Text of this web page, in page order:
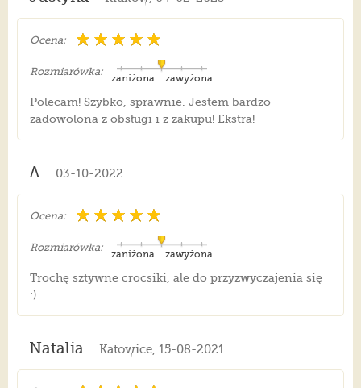
Ocena:
Rozmiarówka:
zawyżona
zaniżona
Polecam! Szybko, sprawnie. Jestem bardzo
zadowolona z obsługi i z zakupu! Ekstra!
A 03-10-2022
Ocena:
Rozmiarówka:
zawyżona
zaniżona
Trochę sztywne crocsiki, ale do przyzwyczajenia się
:)
Natalia Katowice, 15-08-2021